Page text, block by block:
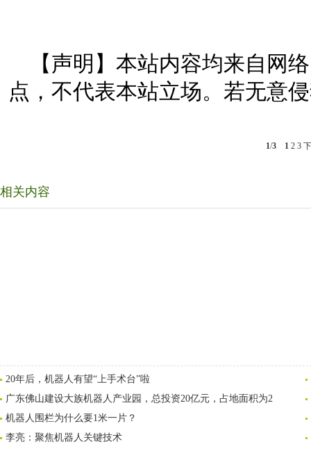
【声明】本站内容均来自网
点，不代表本站立场。若无意
1/3 1 2 3
相关内容
20年后，机器人有望“上手术台”啦
广东佛山建设大族机器人产业园，总投资20亿元，占地面积为2
机器人围栏为什么要1米一片？
李亮：聚焦机器人关键技术